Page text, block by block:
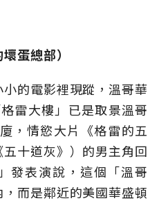
蛋總部）
的電影裡現蹤，溫哥華
雷大樓」已是取景溫哥
，情慾大片《格雷的五
十道灰》）的男主角回
發表演說，這個「溫哥
而是鄰近的美國華盛頓